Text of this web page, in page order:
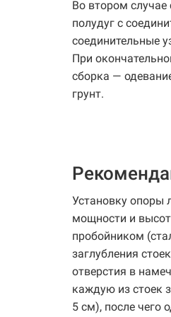
Во втором случае
полудуг с
соединительные
При
сборка —
грунт.
Установку опоры
мощности и
пробойником
заглубления
отверстия в
каждую из стоек
5 см), после чего